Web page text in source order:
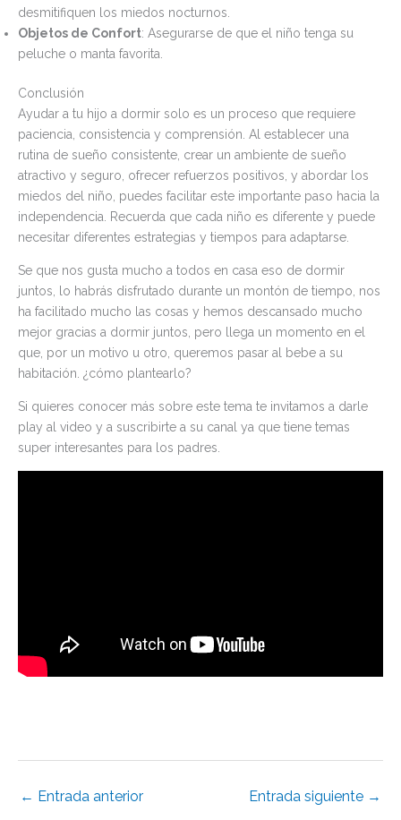
desmitifiquen los miedos nocturnos.
Objetos de Confort: Asegurarse de que el niño tenga su
peluche o manta favorita.
Conclusión
Ayudar a tu hijo a dormir solo es un proceso que requiere
paciencia, consistencia y comprensión. Al establecer una
rutina de sueño consistente, crear un ambiente de sueño
atractivo y seguro, ofrecer refuerzos positivos, y abordar los
miedos del niño, puedes facilitar este importante paso hacia la
independencia. Recuerda que cada niño es diferente y puede
necesitar diferentes estrategias y tiempos para adaptarse.
Se que nos gusta mucho a todos en casa eso de dormir
juntos, lo habrás disfrutado durante un montón de tiempo, nos
ha facilitado mucho las cosas y hemos descansado mucho
mejor gracias a dormir juntos, pero llega un momento en el
que, por un motivo u otro, queremos pasar al bebe a su
habitación. ¿cómo plantearlo?
Si quieres conocer más sobre este tema te invitamos a darle
play al video y a suscribirte a su canal ya que tiene temas
super interesantes para los padres.
← Entrada anterior Entrada siguiente →